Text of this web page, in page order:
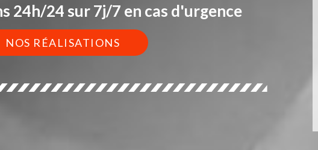
24h/24 sur 7j/7 en cas d'urgence
NOS RÉALISATIONS